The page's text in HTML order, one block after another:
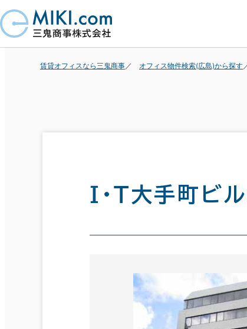
賃貸オフィスなら三鬼商事 オフィス物件検索(広島)から探す
Ｉ・Ｔ大手町ビル